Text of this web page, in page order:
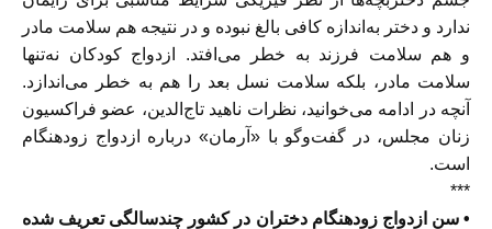
ندارد و دختر به‌اندازه کافی بالغ نبوده و در نتیجه هم سلامت مادر
و هم سلامت فرزند به خطر می‌افتد. ازدواج کودکان نه‌تنها
سلامت مادر، بلکه سلامت نسل بعد را هم به خطر می‌اندازد.
آنچه در ادامه می‌خوانید، نظرات ناهید تاج‌الدین، عضو فراکسیون
زنان مجلس، در گفت‌و‌گو با «آرمان» درباره ازدواج زودهنگام
است.
***
• سن ازدواج زودهنگام دختران در کشور چندسالگی تعریف شده